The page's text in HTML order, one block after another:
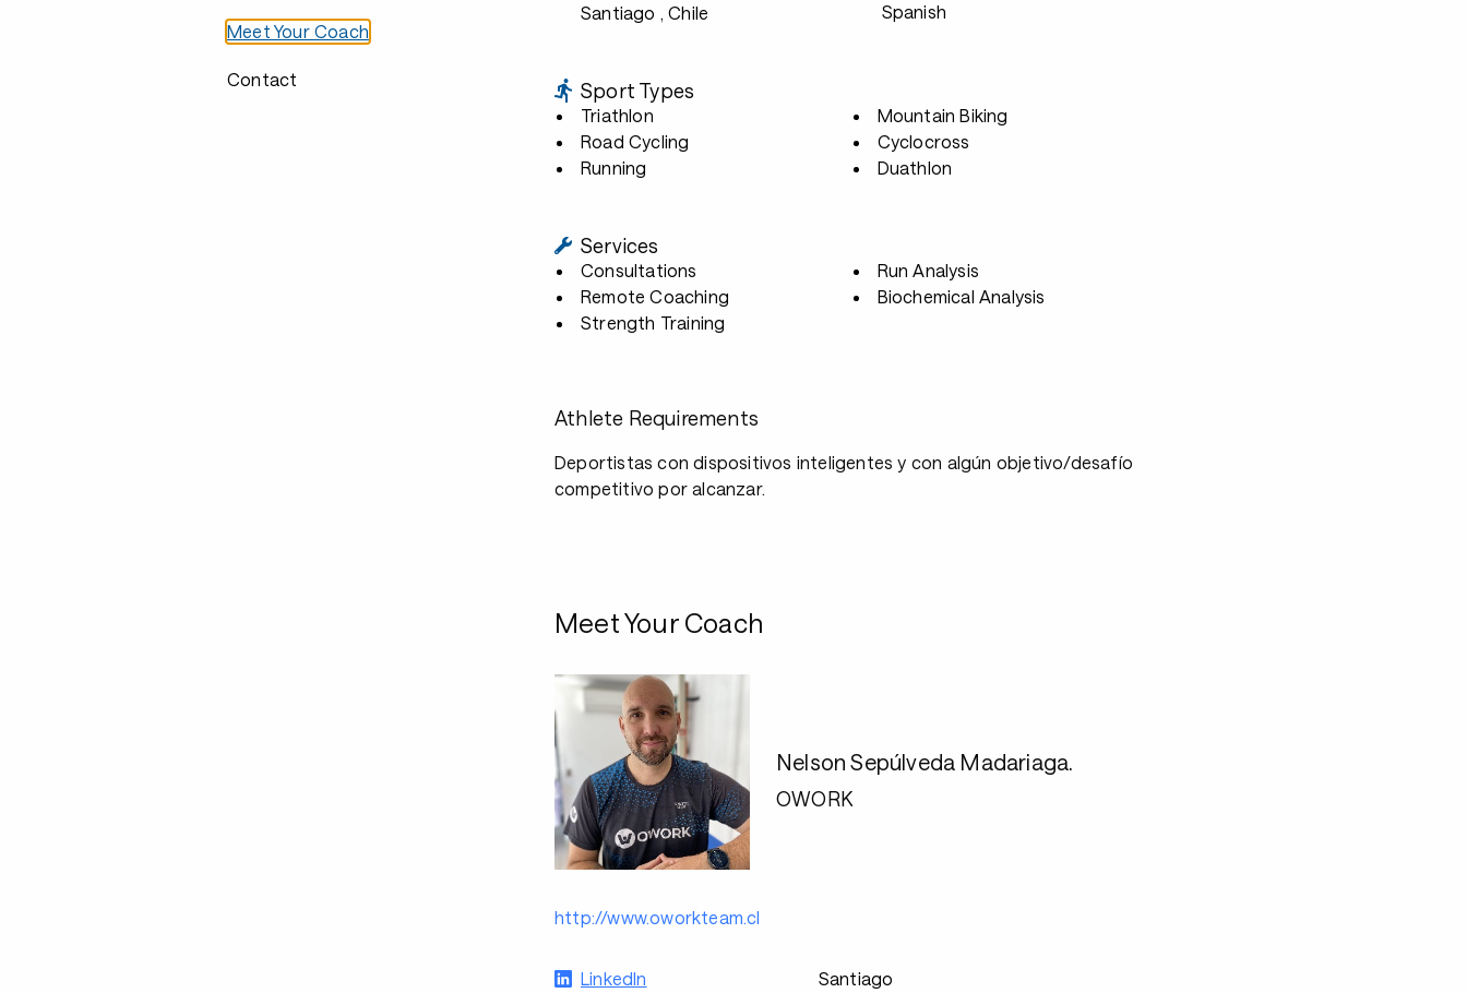
Meet Your Coach
Contact
Santiago , Chile Spanish
Sport Types
Triathlon
Road Cycling
Running
Mountain Biking
Cyclocross
Duathlon
Services
Consultations
Remote Coaching
Strength Training
Run Analysis
Biochemical Analysis
Athlete Requirements
Deportistas con dispositivos inteligentes y con algún objetivo/desafío
competitivo por alcanzar.
Meet Your Coach
Nelson Sepúlveda Madariaga.
OWORK
http://www.oworkteam.cl
LinkedIn
Santiago